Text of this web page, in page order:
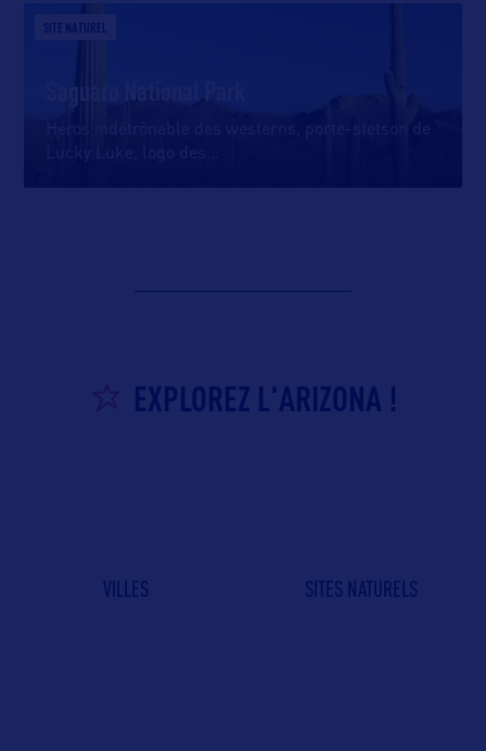
SITE NATUREL
Saguaro National Park
Héros indétrônable des westerns, porte-stetson de
Lucky Luke, logo des
EXPLOREZ L'ARIZONA !
VILLES SITES NATURELS